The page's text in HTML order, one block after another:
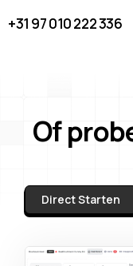
+31 97 010 222 336
Of
Direct Starten